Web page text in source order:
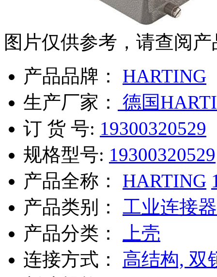
图片仅供参考，请查阅
产品品牌：
HARTING
生产厂家：
德国
订 货 号: 19300320529
规格型号: 19300320529
产品全称：
HARTING
产品类别：
工业连接
产品分类：
上壳
连接方式：
高结构, 双